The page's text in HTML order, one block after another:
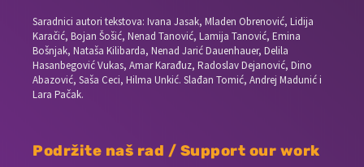
Saradnici autori tekstova: Ivana Jasak, Mladen Obrenović, Lidija
Karačić, Bojan Šošić, Nenad Tanović, Lamija Tanović, Emina
Bošnjak, Nataša Kilibarda, Nenad Jarić Dauenhauer, Delila
Hasanbegović Vukas, Amar Karađuz, Radoslav Dejanović, Dino
Abazović, Saša Ceci, Hilma Unkić. Slađan Tomić, Andrej Madunić i
Lara Pačak.
Podržite naš rad / Support our work